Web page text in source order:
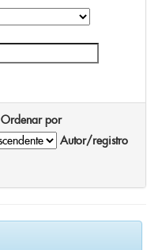
Ordenar por
Autor/registro